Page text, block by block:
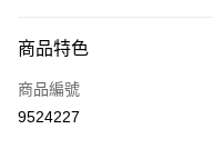
3 期 0 利率 每期
合作金庫商業銀行
上海商業儲蓄銀行
合作金庫商業銀行
即享券
商品特色
商品編號
9524227